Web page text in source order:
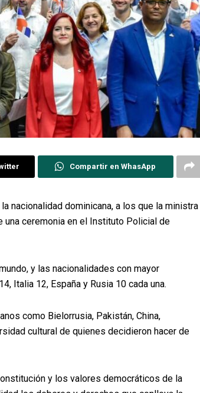
Compartir en WhasApp
nacionalidad dominicana, a los que la ministra
una ceremonia en el Instituto Policial de
y las nacionalidades con mayor
Italia 12, España y Rusia 10 cada una.
como Bielorrusia, Pakistán, China,
cultural de quienes decidieron hacer de
y los valores democráticos de la